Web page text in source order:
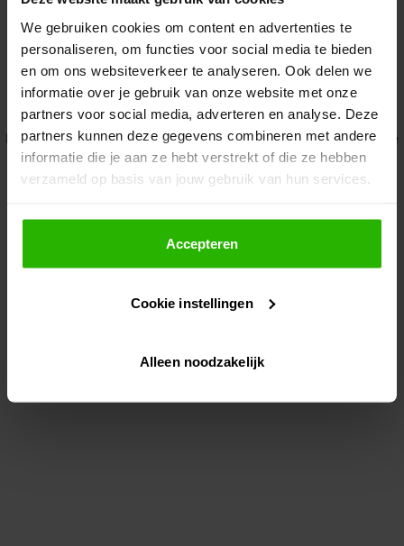
We gebruiken cookies om content en advertenties te
personaliseren, om functies voor social media te bieden
en om ons websiteverkeer te analyseren. Ook delen we
informatie over je gebruik van onze website met onze
partners voor social media, adverteren en analyse. Deze
partners kunnen deze gegevens combineren met andere
informatie die je aan ze hebt verstrekt of die ze hebben
verzameld op basis van jouw gebruik van hun services.
Als je op "Accepteer" klikt, dan geef je Voordeeluitjes.nl
toestemming om cookies voor social media en
gepersonaliseerde advertenties te plaatsen.
Lees hier meer over in onsprivacybeleid
Via "Cookie instellingen" kun je ook zelf instellen welke
Accepteren
Cookie instellingen
Alleen noodzakelijk
Application error: a client-side exception has occurred while
loadingwww.voordeeluitjes.nl (see the browser console for more
information).